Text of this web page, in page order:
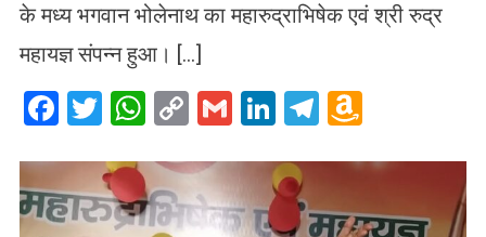
के मध्य भगवान भोलेनाथ का महारुद्राभिषेक एवं श्री रुद्र
महायज्ञ संपन्न हुआ। […]
Facebook
Twitter
WhatsApp
CopyGmailLinkedIn
Telegram
List